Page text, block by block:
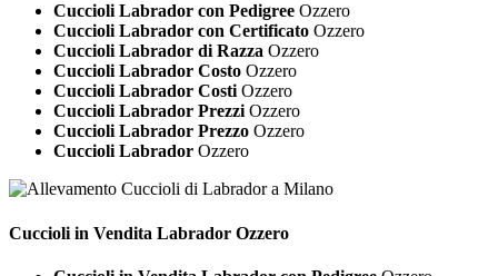
Cuccioli Labrador con Pedigree Ozzero
Cuccioli Labrador con Certificato Ozzero
Cuccioli Labrador di Razza Ozzero
Cuccioli Labrador Costo Ozzero
Cuccioli Labrador CostiOzzero
Cuccioli Labrador PrezziOzzero
Cuccioli Labrador Prezzo Ozzero
Cuccioli Labrador Ozzero
Cuccioli in Vendita Labrador Ozzero